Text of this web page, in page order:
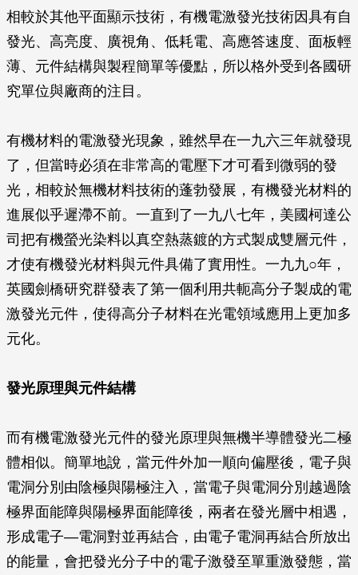
相較於其他平面顯示技術，有機電激發光技術因具有自
發光、高亮度、廣視角、低耗電、高應答速度、面板輕
薄、元件結構與製程簡單等優點，所以格外受到各國研
究單位與廠商的注目。
有機材料的電激發光現象，雖然早在一九六三年就發現
了，但當時必須在非常高的電壓下才可看到微弱的發
光，相較於無機材料技術的蓬勃發展，有機發光材料的
進展似乎遲滯不前。一直到了一九八七年，美國柯達公
司把有機螢光染料以真空熱蒸鍍的方式製成雙層元件，
才使有機發光材料與元件具備了實用性。一九九○年，
英國劍橋研究群發表了第一個利用共軛高分子製成的電
激發光元件，使得高分子材料在光電領域應用上更加多
元化。
發光原理與元件結構
而有機電激發光元件的發光原理與無機半導體發光二極
體相似。簡單地說，當元件外加一順向偏壓後，電子與
電洞分別由陰極與陽極注入，當電子與電洞分別越過陰
極界面能障與陽極界面能障後，兩者在發光層中相遇，
形成電子—電洞對並再結合，由電子電洞再結合所放出
的能量，會把發光分子中的電子激發至單重激發態，當